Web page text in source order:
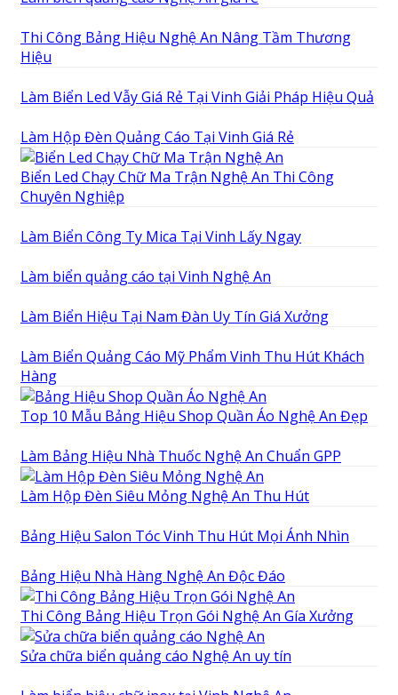
Thi Công Bảng Hiệu Nghệ An Nâng Tầm Thương
Hiệu
Làm Biển Led Vẫy Giá Rẻ Tại Vinh Giải Pháp Hiệu Quả
Làm Hộp Đèn Quảng Cáo Tại Vinh Giá Rẻ
Biển Led Chạy Chữ Ma Trận Nghệ An Thi Công
Chuyên Nghiệp
Làm Biển Công Ty Mica Tại Vinh Lấy Ngay
Làm biển quảng cáo tại Vinh Nghệ An
Làm Biển Hiệu Tại Nam Đàn Uy Tín Giá Xưởng
Làm Biển Quảng Cáo Mỹ Phẩm Vinh Thu Hút Khách
Hàng
Top 10 Mẫu Bảng Hiệu Shop Quần Áo Nghệ An Đẹp
Làm Bảng Hiệu Nhà Thuốc Nghệ An Chuẩn GPP
Làm Hộp Đèn Siêu Mỏng Nghệ An Thu Hút
Bảng Hiệu Salon Tóc Vinh Thu Hút Mọi Ánh Nhìn
Bảng Hiệu Nhà Hàng Nghệ An Độc Đáo
Thi Công Bảng Hiệu Trọn Gói Nghệ An Gía Xưởng
Sửa chữa biển quảng cáo Nghệ An uy tín